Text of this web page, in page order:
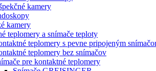
kamery
kamery
teplomery a snímače teploty
teplomery s pevne pripojeným
teplomery bez snímačov
pre kontaktné teplomery